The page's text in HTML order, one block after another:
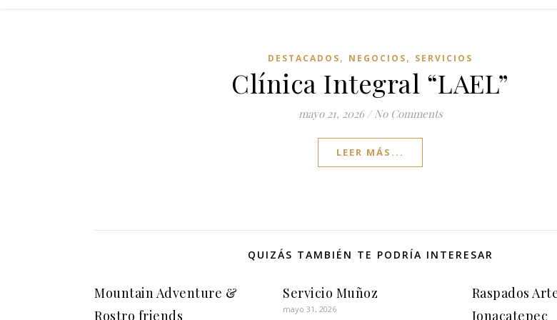
DESTACADOS, NEGOCIOS, SERVICIOS
Clínica Integral “LAEL”
mayo 21, 2026 / No Comments
LEER MÁS...
QUIZÁS TAMBIÉN TE PODRÍA INTERESAR
Mountain Adventure &
Rostro friends
Servicio Muñoz
mayo 31, 2026
Raspados
Jonacatepec